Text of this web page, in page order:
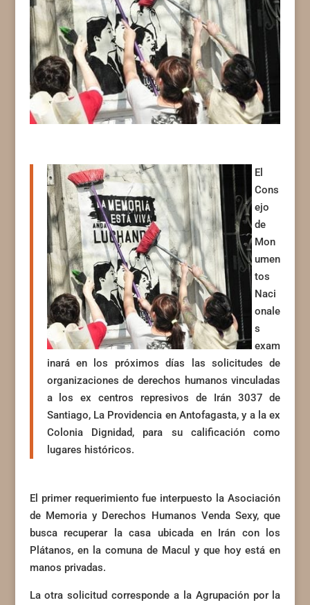
El
Cons
ejo
de
Mon
umen
tos
Naci
onale
s
exam
inará en los próximos días las solicitudes de
organizaciones de derechos humanos vinculadas
a los ex centros represivos de Irán 3037 de
Santiago, La Providencia en Antofagasta, y a la ex
Colonia Dignidad, para su calificación como
lugares históricos.
El primer requerimiento fue interpuesto la Asociación
de Memoria y Derechos Humanos Venda Sexy, que
busca recuperar la casa ubicada en Irán con los
Plátanos, en la comuna de Macul y que hoy está en
manos privadas.
La otra solicitud corresponde a la Agrupación por la